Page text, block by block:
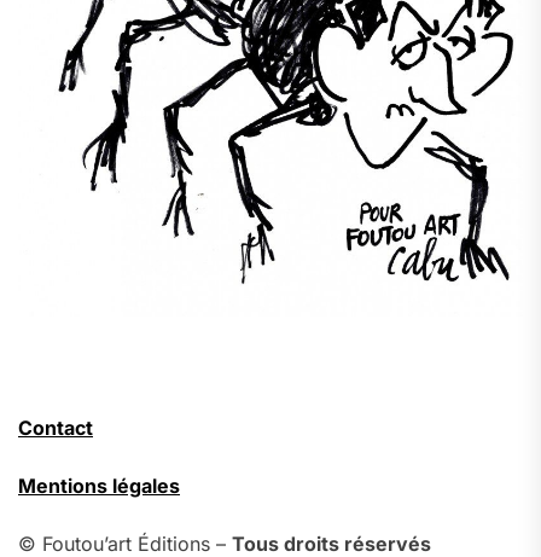
Contact
Mentions légales
© Foutou’art Éditions – Tous droits réservés